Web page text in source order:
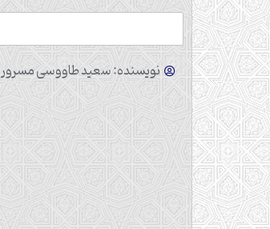
نویسنده: سعید طاووسی مسرور